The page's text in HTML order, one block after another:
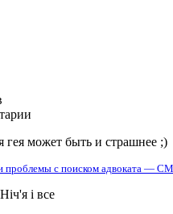
гея может быть и страшнее ;)
проблемы с поиском адвоката —
Ніч'я і все